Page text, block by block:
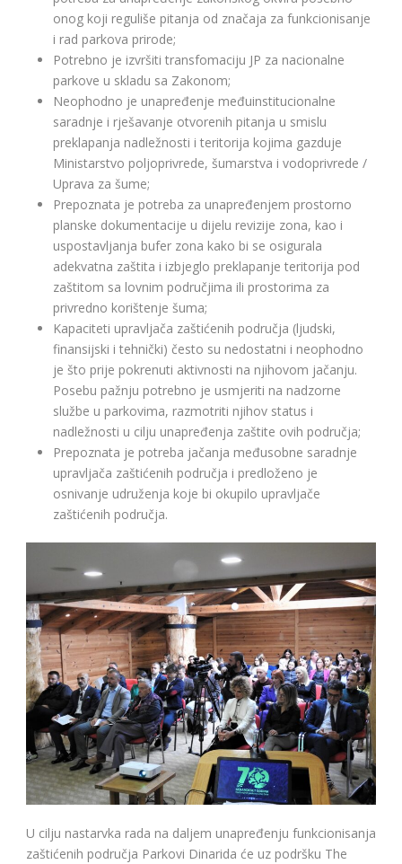
onog koji reguliše pitanja od značaja za funkcionisanje
i rad parkova prirode;
Potrebno je izvršiti transfomaciju JP za nacionalne
parkove u skladu sa Zakonom;
Neophodno je unapređenje međuinstitucionalne
saradnje i rješavanje otvorenih pitanja u smislu
preklapanja nadležnosti i teritorija kojima gazduje
Ministarstvo poljoprivrede, šumarstva i vodoprivrede /
Uprava za šume;
Prepoznata je potreba za unapređenjem prostorno
planske dokumentacije u dijelu revizije zona, kao i
uspostavljanja bufer zona kako bi se osigurala
adekvatna zaštita i izbjeglo preklapanje teritorija pod
zaštitom sa lovnim područjima ili prostorima za
privredno korištenje šuma;
Kapaciteti upravljača zaštićenih područja (ljudski,
finansijski i tehnički) često su nedostatni i neophodno
je što prije pokrenuti aktivnosti na njihovom jačanju.
Posebu pažnju potrebno je usmjeriti na nadzorne
službe u parkovima, razmotriti njihov status i
nadležnosti u cilju unapređenja zaštite ovih područja;
Prepoznata je potreba jačanja međusobne saradnje
upravljača zaštićenih područja i predloženo je
osnivanje udruženja koje bi okupilo upravljače
zaštićenih područja.
U cilju nastarvka rada na daljem unapređenju funkcionisanja
zaštićenih područja Parkovi Dinarida će uz podršku The